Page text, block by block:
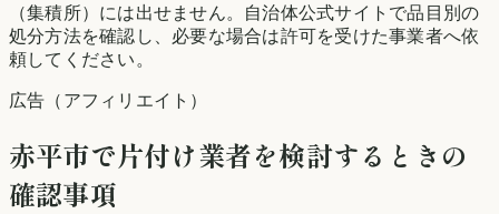
（集積所）には出せません。自治体公式サイトで品目別の
処分方法を確認し、必要な場合は許可を受けた事業者へ依
頼してください。
広告（アフィリエイト）
赤平市で片付け業者を検討するときの
確認事項